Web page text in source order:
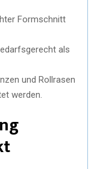
Formschnitt
als
und Rollrasen
werden.